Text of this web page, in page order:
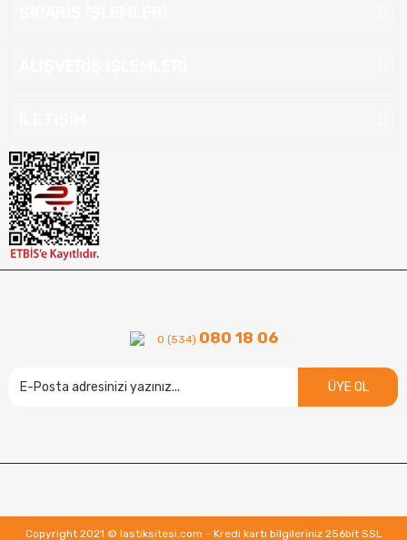
0 (534) 080 18 06
ÜYE OL
Copyright 2021 © lastiksitesi.com - Kredi kartı bilgileriniz 256bit SSL